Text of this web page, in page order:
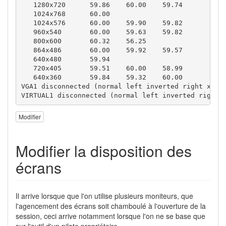
   1280x720      59.86    60.00    59.74
   1024x768      60.00
   1024x576      60.00    59.90    59.82
   960x540       60.00    59.63    59.82
   800x600       60.32    56.25
   864x486       60.00    59.92    59.57
   640x480       59.94
   720x405       59.51    60.00    58.99
   640x360       59.84    59.32    60.00
VGA1 disconnected (normal left inverted right x
VIRTUAL1 disconnected (normal left inverted
Modifier
Modifier la disposition des
écrans
Il arrive lorsque que l'on utilise plusieurs moniteurs, que
l'agencement des écrans soit chamboulé à l'ouverture de la
session, ceci arrive notamment lorsque l'on ne se base que